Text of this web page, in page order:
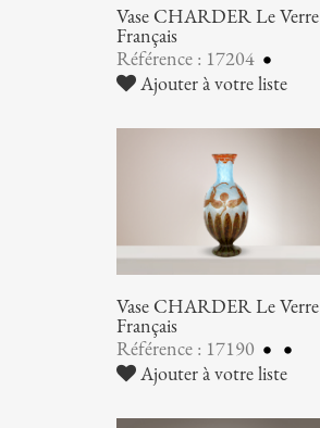
Vase CHARDER Le Verre
Français
Référence : 17204
Ajouter à votre liste
Vase CHARDER Le Verre
Français
Référence : 17190
Ajouter à votre liste